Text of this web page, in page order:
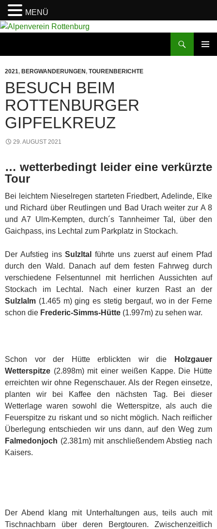
Zum
2021, BERGWANDERUNGEN, TOURENBERICHTE
BESUCH BEIM
ROTTENBURGER
GIPFELKREUZ
29. AUGUST 2021
… wetterbedingt leider eine verkürzte
Tour
Bei leichtem Nieselregen starteten Friedbert, Adelinde, Elke
und Richard über Reutlingen und Bad Urach weiter zur A 8
und A7 Ulm-Kempten, durch´s Tannheimer Tal, über den
Gaichpass, ins Lechtal zum Parkplatz in Stockach.
Der Aufstieg insSulzltal
führte uns zuerst auf einem Pfad
durch den Wald. Danach auf dem festen Fahrweg durch
verschiedene Felsentunnel mit herrlichen Aussichten auf
Stockach im Lechtal. Nach einer kurzen Rast an der
Sulzlalm (1.465 m) ging es stetig bergauf, wo in der Ferne
schon die Frederic-Simms-Hütte (1.997m) zu sehen war.
Schon vor der Hütte erblickten wir die
Holzgauer
Wetterspitze (2.898m) mit einer weißen Kappe. Die Hütte
erreichten wir ohne Regenschauer. Als der Regen einsetze,
planten wir bei Kaffee den nächsten Tag. Bei dieser
Wetterlage waren sowohl die Wetterspitze, als auch die
Feuerspitze zu riskant und so nicht möglich. Nach reiflicher
Überlegung entschieden wir uns dann, auf den Weg zum
Falmedonjoch (2.381m) mit anschließendem Abstieg nach
Kaisers.
Der Abend klang mit Unterhaltungen aus, teils auch mit
Tischnachbarn über deren Bergtouren. Zwischenzeitlich
MENÜ